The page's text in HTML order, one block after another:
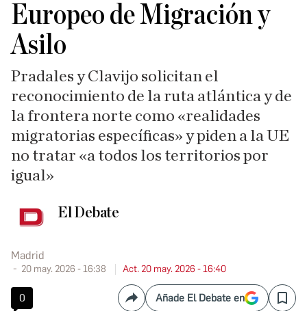
Europeo de Migración y
Asilo
Pradales y Clavijo solicitan el
reconocimiento de la ruta atlántica y de
la frontera norte como «realidades
migratorias específicas» y piden a la UE
no tratar «a todos los territorios por
igual»
El Debate
Madrid
20 may. 2026 - 16:38 Act. 20 may. 2026 - 16:40
0 CompartirAñade El Debate en Save